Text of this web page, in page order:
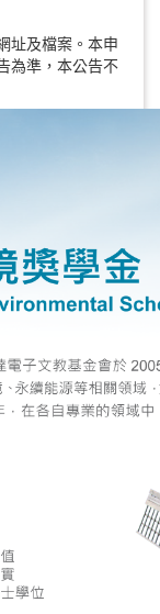
址及檔案。本申
為準，本公告不